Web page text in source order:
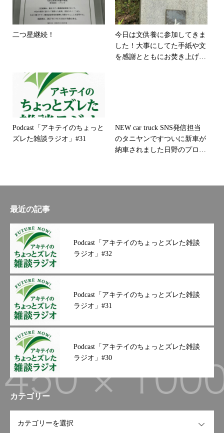
#前途洋洋#和歌山#紀州#人生
を楽しむ#今という瞬間こそ
最高のものとする
リーン経営#健康経営#９０周
年#トラック#働きやすい企業
励みになりますのでフォロー
よろしくお願い致します
二つ星継続！
今日は文供養に参加してきま
した！大事にしてた手紙や文
を感謝とともにお焚き上げ。
秋山逓送 #秋山逓送株式会社
#文供養 #手紙 #日本郵便
Podcast「アキテイのちょっと
ズレた雑談ラジオ」#31
NEW car truck SNS発信担当
のタニヤンですついに新車が
納車されました日野のプロフ
歌山#和歌山郵便#和歌山輸送
#優良企業#グリーン経営#健
バー募集励みになりますので
最近の記事
Podcast「アキテイのちょっとズレた雑談
ラジオ」#32
Podcast「アキテイのちょっとズレた雑談
ラジオ」#31
Podcast「アキテイのちょっとズレた雑談
ラジオ」#30
カテゴリー